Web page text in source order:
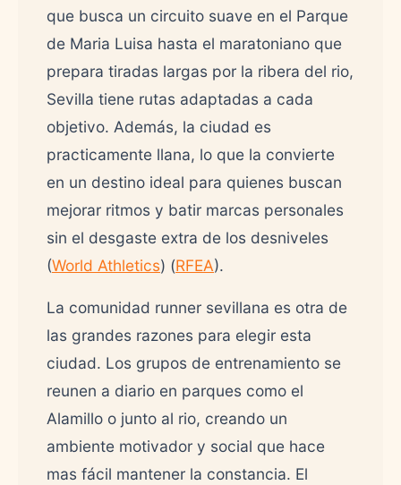
que busca un circuito suave en el Parque
de Maria Luisa hasta el maratoniano que
prepara tiradas largas por la ribera del rio,
Sevilla tiene rutas adaptadas a cada
objetivo. Además, la ciudad es
practicamente llana, lo que la convierte
en un destino ideal para quienes buscan
mejorar ritmos y batir marcas personales
sin el desgaste extra de los desniveles
(World Athletics) (RFEA).
La comunidad runner sevillana es otra de
las grandes razones para elegir esta
ciudad. Los grupos de entrenamiento se
reunen a diario en parques como el
Alamillo o junto al rio, creando un
ambiente motivador y social que hace
mas fácil mantener la constancia. El